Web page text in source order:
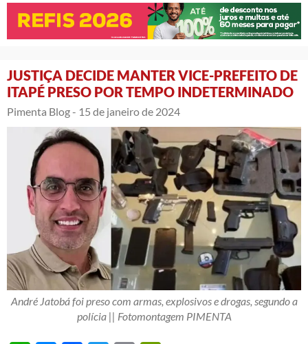
JUSTIÇA DECIDE MANTER VICE-PREFEITO DE
ITAPÉ PRESO POR TEMPO INDETERMINADO
Pimenta Blog - 15 de janeiro de 2024
André Jatobá foi preso com armas, explosivos e drogas, segundo a
polícia || Fotomontagem PIMENTA